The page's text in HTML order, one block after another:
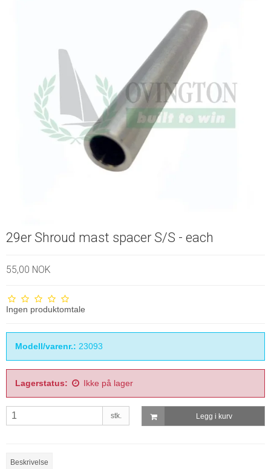
29er Shroud mast spacer S/S - each
55,00 NOK
Ingen produktomtale
Modell/varenr.: 23093
Lagerstatus: Ikke på lager
stk. Legg i kurv
Beskrivelse